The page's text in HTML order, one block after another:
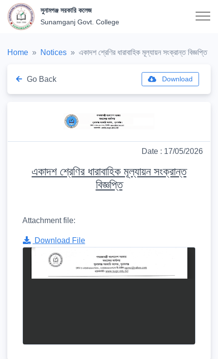
সুনামগঞ্জ সরকারি কলেজ
Sunamganj Govt. College
Home Notices একাদশ শ্রেণির ধারাবাহিক মূল্যায়ন সংক্রান্ত বিজ্ঞপ্তি
Go Back Download
Date : 17/05/2026
একাদশ শ্রেণির ধারাবাহিক মূল্যায়ন সংক্রান্ত
বিজ্ঞপ্তি
Attachment file:
Download File